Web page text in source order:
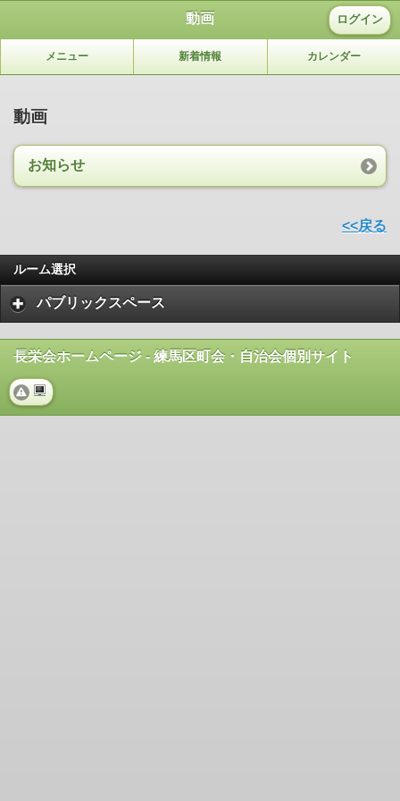
動画 ログイン
メニュー 新着情報 カレンダー
動画
お知らせ
<<戻る
ルーム選択
パブリックスペース
長栄会ホームページ - 練馬区町会・自治会個別サイト